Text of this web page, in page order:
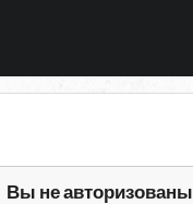
Вы не авторизованы